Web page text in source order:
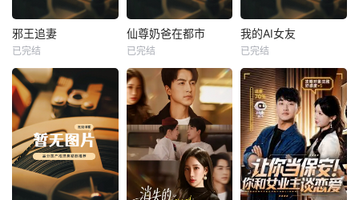
热播
邪王追妻
未知
邪王追妻
已完结
热播
未知
仙尊奶爸在都市
已完结
热播
我的AI女友
未知
我的AI女友
已完结